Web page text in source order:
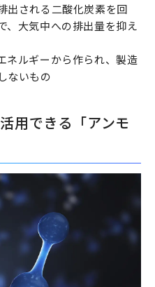
出される二酸化炭素を回
、大気中への排出量を抑え
ネルギーから作られ、製造
ないもの
用できる「アンモ